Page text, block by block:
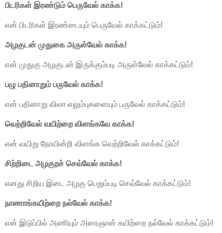
பிடரிகள் இரண்டும் பெருவேல் காக்க!
என் பிடரிகள் இரண்டையும் பெருவேல் காக்கட்டும்!
அழகுடன் முதுகை அருள்வேல் காக்க!
என் முதுகு அழகுடன் இருக்கும்படி அருள்வேல் காக்கட்டும்!
பழு பதினாறும் பருவேல் காக்க!
என் பதினாறு விலா எலும்புகளையும் பருவேல் காக்கட்டும்!
வெற்றிவேல் வயிற்றை விளங்கவே காக்க!
என் வயிறு நோயின்றி விளங்க வெற்றிவேல் காக்கட்டும்!
சிற்றிடை அழகுறச் செவ்வேல் காக்க!
எனது சிறிய இடை அழகு பெறும்படி செவ்வேல் காக்கட்டும்!
நாணாங்கயிற்றை நல்வேல் காக்க!
என் இடுப்பில் அணியும் அரைஞான் கயிற்றை நல்வேல் காக்கட்டும்!